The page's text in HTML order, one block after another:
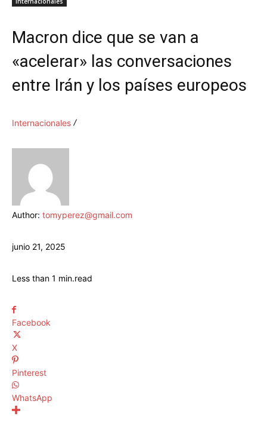
Macron dice que se van a
«acelerar» las conversaciones
entre Irán y los países europeos
Internacionales
Author: tomyperez@gmail.com
junio 21, 2025
Less than 1 min.read
Facebook
X
Pinterest
WhatsApp